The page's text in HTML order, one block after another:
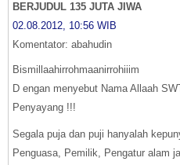
BERJUDUL 135 JUTA JIWA
02.08.2012, 10:56 WIB
Komentator: abahudin
Bismillaahirrohmaanirrohiiim
D engan menyebut Nama Allaah
Penyayang !!!
Segala puja dan puji hanyalah
Penguasa, Pemilik, Pengatur alam